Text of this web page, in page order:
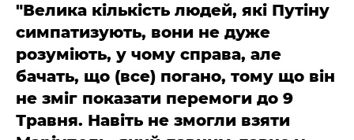
"Велика кількість людей, які Путіну
симпатизують, вони не дуже
розуміють, у чому справа, але
бачать, що (все) погано, тому що він
не зміг показати перемоги до 9
Травня. Навіть не змогли взяти